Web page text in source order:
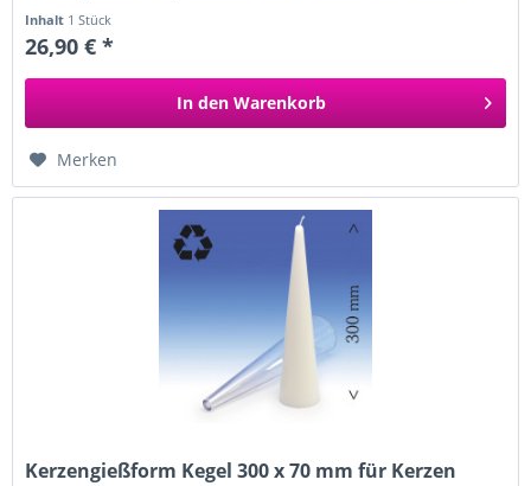
Inhalt 1 Stück
26,90 € *
In den Warenkorb
Merken
Kerzengießform Kegel 300 x 70 mm für Kerzen